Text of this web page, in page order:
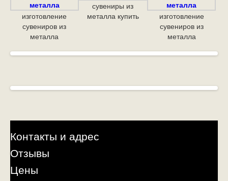
изготовление
сувениров из
металла
сувениры из
металла купить
изготовление
сувениров из
металла
Контакты и адрес
Отзывы
Цены